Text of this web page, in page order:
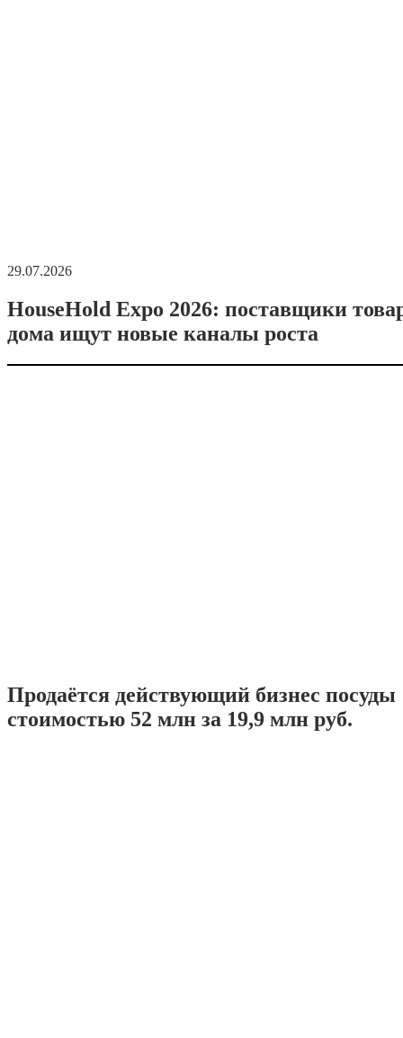
29.07.2026
HouseHold Expo 2026: поставщики
дома ищут новые каналы роста
Продаётся действующий бизнес посуды
стоимостью 52 млн за 19,9 млн руб.